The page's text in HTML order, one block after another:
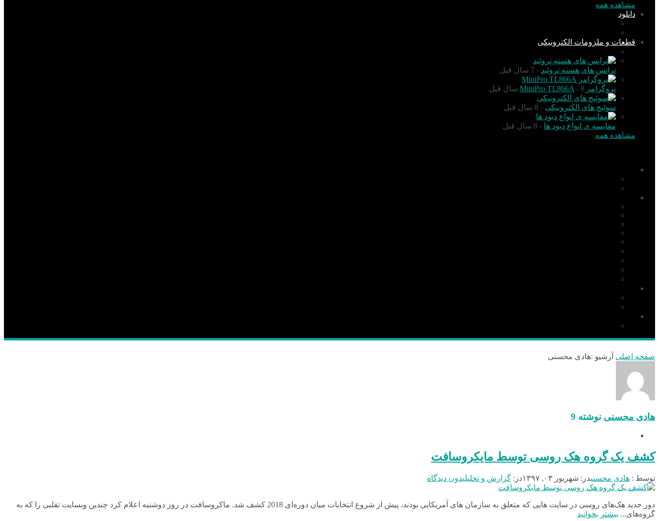
مشاهده همه
دانلود
قطعات و ملزومات الکترونیکی
ترانس های هسته تروئید - 7 سال قبل
پروگرامر MiniPro TL866A - 8 سال قبل
سوئیچ های الکترونیکی - 8 سال قبل
مقایسه ی انواع دیود ها - 8 سال قبل
مشاهده همه
صفحه اصلی آرشیو :هادی محسنی
هادی محسنی نوشته‌ 9
کشف یک گروه هک روسی توسط مایکروسافت
توسط : هادی محسنیدر: شهریور ۰۳, ۱۳۹۷ در: گزارش و تحلیلبدون دیدگاه
دور جدید هک‌های روسی در سایت هایی که متعلق به سازمان های آمریکایی بودند، پیش از شروع انتخابات میان دوره‌ای 2018 کشف شد. ماکروسافت در روز دوشنبه اعلام کرد چندین وبسایت تقلبی را که به
گروه‌های... بیشتر بخوانید